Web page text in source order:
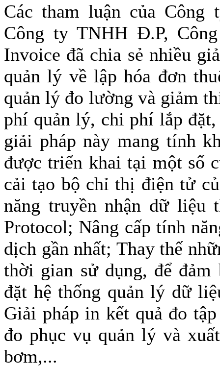
Các tham luận của
Công ty TNHH Đ.P,
Invoice đã chia sẻ nhiều
quản lý về lập hóa đơn
quản lý đo lường và giảm
phí quản lý, chi phí lắp
giải pháp này mang tính
được triển khai tại một số
cải tạo bộ chỉ thị điện tử
năng truyền nhận dữ liệu
Protocol; Nâng cấp tính
dịch gần nhất; Thay thế
thời gian sử dụng, để
đặt hệ thống quản lý dữ
Giải pháp in kết quả đo
đo phục vụ quản lý và
bơm,...